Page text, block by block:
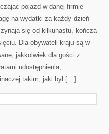
JEGO
NA
AUT
pojazd w danej firmie
na wydatki za każdy dzień
się od kilkunastu, kończą
Dla obywateli kraju są w
jakkolwiek dla gości z
udostępnienia,
takim, jaki był […]